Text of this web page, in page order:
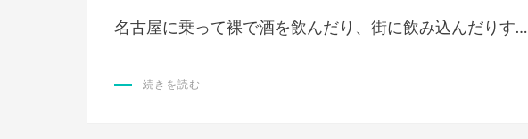
名古屋に乗って裸で酒を飲んだり、街に飲み込んだりす…
続きを読む